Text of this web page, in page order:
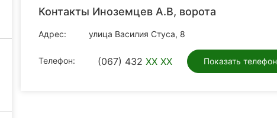
Контакты Иноземцев А.В, ворота
Адрес: улица Василия Стуса, 8
Телефон: (067) 432 XX XX Показать телефон